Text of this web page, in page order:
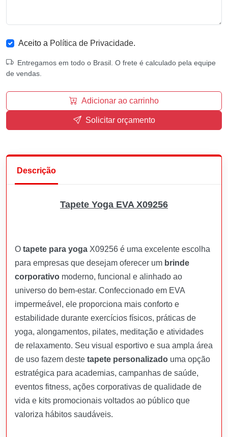
Aceito a Política de Privacidade.
Entregamos em todo o Brasil. O frete é calculado pela equipe
de vendas.
Adicionar ao carrinho
Solicitar orçamento
Descrição
Tapete Yoga EVA X09256
O tapete para yoga X09256 é uma excelente escolha
para empresas que desejam oferecer um brinde
corporativo moderno, funcional e alinhado ao
universo do bem-estar. Confeccionado em EVA
impermeável, ele proporciona mais conforto e
estabilidade durante exercícios físicos, práticas de
yoga, alongamentos, pilates, meditação e atividades
de relaxamento. Seu visual esportivo e sua ampla área
de uso fazem deste tapete personalizado uma opção
estratégica para academias, campanhas de saúde,
eventos fitness, ações corporativas de qualidade de
vida e kits promocionais voltados ao público que
valoriza hábitos saudáveis.